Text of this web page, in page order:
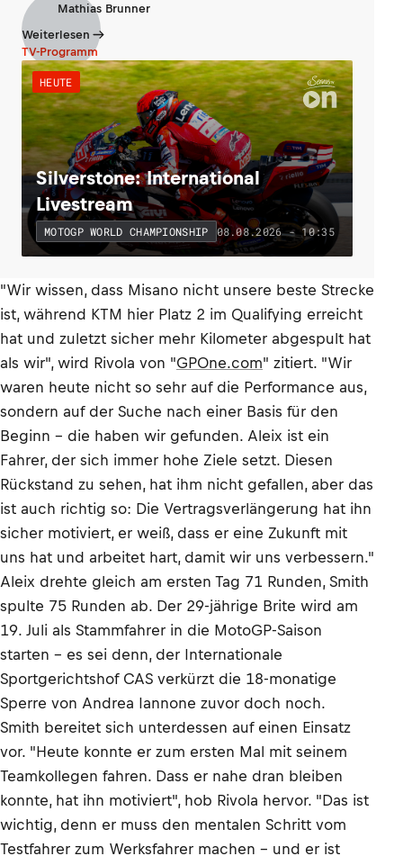
Mathias Brunner
Weiterlesen
TV-Programm
HEUTE
Silverstone: International
Livestream
MOTOGP WORLD CHAMPIONSHIP 08.08.2026 - 10:35
"Wir wissen, dass Misano nicht unsere beste Strecke
ist, während KTM hier Platz 2 im Qualifying erreicht
hat und zuletzt sicher mehr Kilometer abgespult hat
als wir", wird Rivola von "GPOne.com" zitiert. "Wir
waren heute nicht so sehr auf die Performance aus,
sondern auf der Suche nach einer Basis für den
Beginn – die haben wir gefunden. Aleix ist ein
Fahrer, der sich immer hohe Ziele setzt. Diesen
Rückstand zu sehen, hat ihm nicht gefallen, aber das
ist auch richtig so: Die Vertragsverlängerung hat ihn
sicher motiviert, er weiß, dass er eine Zukunft mit
uns hat und arbeitet hart, damit wir uns verbessern."
Aleix drehte gleich am ersten Tag 71 Runden, Smith
spulte 75 Runden ab. Der 29-jährige Brite wird am
19. Juli als Stammfahrer in die MotoGP-Saison
starten – es sei denn, der Internationale
Sportgerichtshof CAS verkürzt die 18-monatige
Sperre von Andrea Iannone zuvor doch noch.
Smith bereitet sich unterdessen auf einen Einsatz
vor. "Heute konnte er zum ersten Mal mit seinem
Teamkollegen fahren. Dass er nahe dran bleiben
konnte, hat ihn motiviert", hob Rivola hervor. "Das ist
wichtig, denn er muss den mentalen Schritt vom
Testfahrer zum Werksfahrer machen – und er ist